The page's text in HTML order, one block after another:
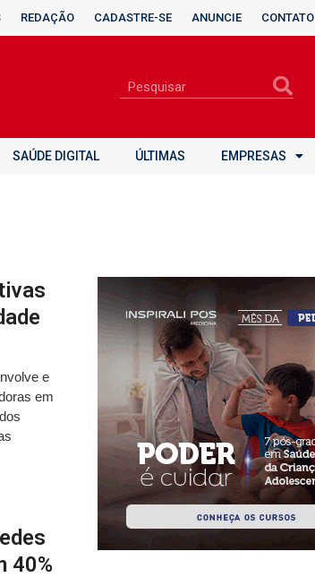
REDAÇÃO CADASTRE-SE ANUNCIE CONTATO
SAÚDE DIGITAL ÚLTIMAS EMPRESAS
e
em
40%